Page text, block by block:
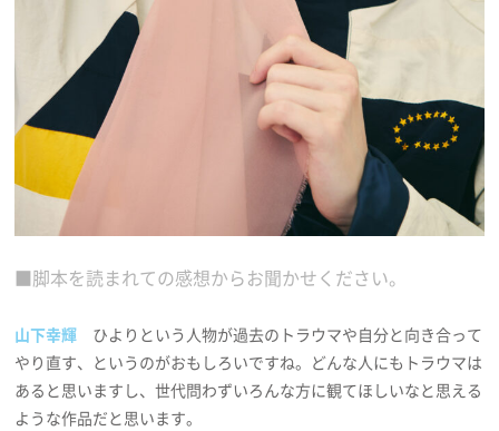
■脚本を読まれての感想からお聞かせください。
山下幸輝 ひよりという人物が過去のトラウマや自分と向き合って
やり直す、というのがおもしろいですね。どんな人にもトラウマは
あると思いますし、世代問わずいろんな方に観てほしいなと思える
ような作品だと思います。